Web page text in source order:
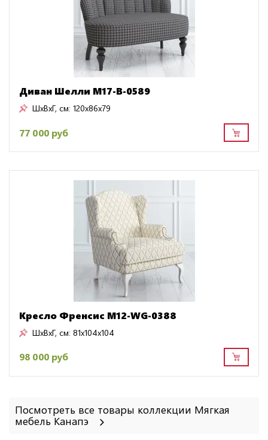
Диван Шелли M17-B-0589
ШxВxГ, см: 120x86x79
77 000 руб
Кресло Френсис M12-WG-0388
ШxВxГ, см: 81x104x104
98 000 руб
Посмотреть все товары коллекции Мягкая
мебель Канапэ